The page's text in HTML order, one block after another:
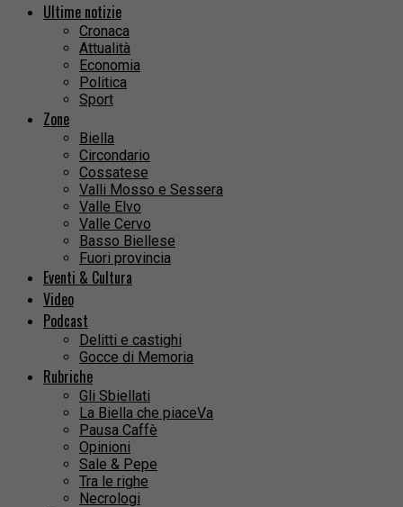
Ultime notizie
Cronaca
Attualità
Economia
Politica
Sport
Zone
Biella
Circondario
Cossatese
Valli Mosso e Sessera
Valle Elvo
Valle Cervo
Basso Biellese
Fuori provincia
Eventi & Cultura
Video
Podcast
Delitti e castighi
Gocce di Memoria
Rubriche
Gli Sbiellati
La Biella che piaceVa
Pausa Caffè
Opinioni
Sale & Pepe
Tra le righe
Necrologi